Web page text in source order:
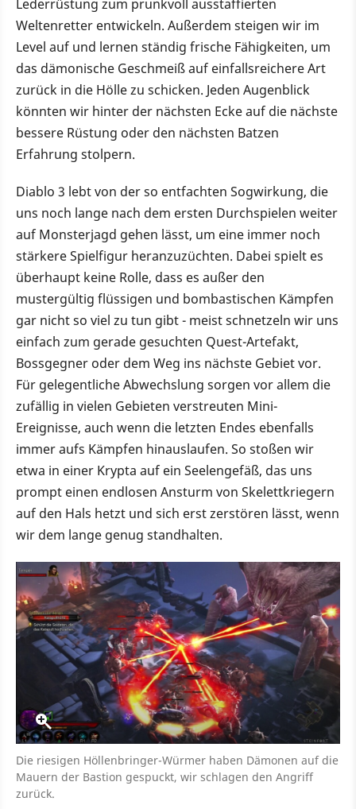
Lederrüstung zum prunkvoll ausstaffierten
Weltenretter entwickeln. Außerdem steigen wir im
Level auf und lernen ständig frische Fähigkeiten, um
das dämonische Geschmeiß auf einfallsreichere Art
zurück in die Hölle zu schicken. Jeden Augenblick
könnten wir hinter der nächsten Ecke auf die nächste
bessere Rüstung oder den nächsten Batzen
Erfahrung stolpern.
Diablo 3 lebt von der so entfachten Sogwirkung, die
uns noch lange nach dem ersten Durchspielen weiter
auf Monsterjagd gehen lässt, um eine immer noch
stärkere Spielfigur heranzuzüchten. Dabei spielt es
überhaupt keine Rolle, dass es außer den
mustergültig flüssigen und bombastischen Kämpfen
gar nicht so viel zu tun gibt - meist schnetzeln wir uns
einfach zum gerade gesuchten Quest-Artefakt,
Bossgegner oder dem Weg ins nächste Gebiet vor.
Für gelegentliche Abwechslung sorgen vor allem die
zufällig in vielen Gebieten verstreuten Mini-
Ereignisse, auch wenn die letzten Endes ebenfalls
immer aufs Kämpfen hinauslaufen. So stoßen wir
etwa in einer Krypta auf ein Seelengefäß, das uns
prompt einen endlosen Ansturm von Skelettkriegern
auf den Hals hetzt und sich erst zerstören lässt, wenn
wir dem lange genug standhalten.
Die riesigen Höllenbringer-Würmer haben Dämonen auf die
Mauern der Bastion gespuckt, wir schlagen den Angriff
zurück.